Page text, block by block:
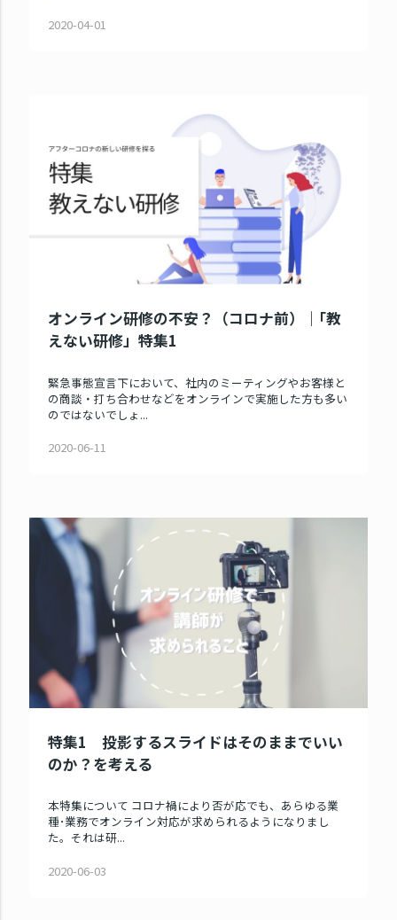
2020-04-01
オンライン研修の不安？（コロナ前）｜｢教
えない研修」特集1
緊急事態宣言下において、社内のミーティングやお客様と
の商談・打ち合わせなどをオンラインで実施した方も多い
のではないでしょ...
2020-06-11
特集1 投影するスライドはそのままでいい
のか？を考える
本特集について コロナ禍により否が応でも、あらゆる業
種･業務でオンライン対応が求められるようになりまし
た。それは研...
2020-06-03